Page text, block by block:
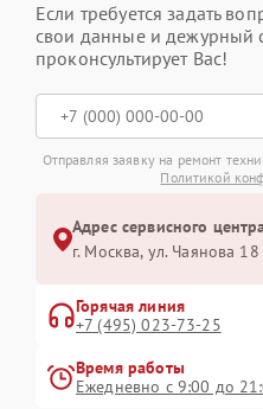
Если требуется задать
свои данные и дежурный
проконсультирует Вас!
Отправляя заявку на ремонт
Политикой
Адрес сервисного
г. Москва, ул. Чаянова 18
Горячая линия
+7 (495) 023-73-25
Время работы
Ежедневно с 9:00 до